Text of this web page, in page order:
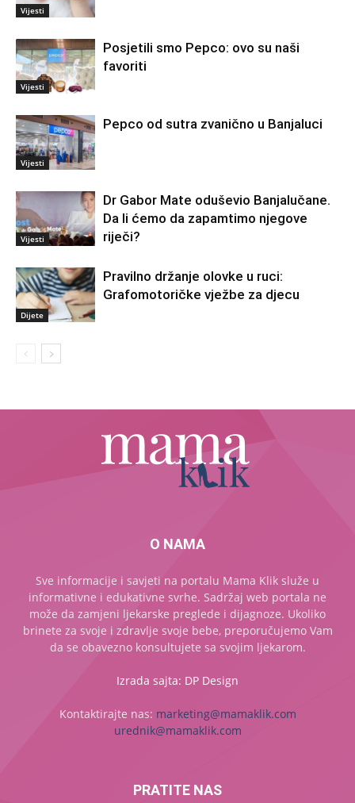
Vijesti
Vijesti
Posjetili smo Pepco: ovo su naši
favoriti
Vijesti
Pepco od sutra zvanično u Banjaluci
Vijesti
Dr Gabor Mate oduševio Banjalučane.
Da li ćemo da zapamtimo njegove
riječi?
Dijete
Pravilno držanje olovke u ruci:
Grafomotoričke vježbe za djecu
O NAMA
Sve informacije i savjeti na portalu Mama Klik služe u
informativne i edukativne svrhe. Sadržaj web portala ne
može da zamjeni ljekarske preglede i dijagnoze. Ukoliko
brinete za svoje i zdravlje svoje bebe, preporučujemo Vam
da se obavezno konsultujete sa svojim ljekarom.
Izrada sajta: DP Design
Kontaktirajte nas: marketing@mamaklik.com
urednik@mamaklik.com
PRATITE NAS